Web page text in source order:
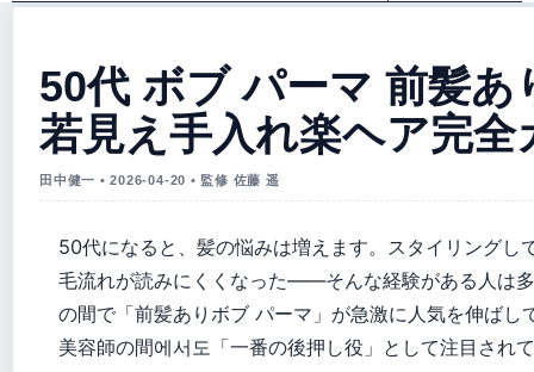
50代 ボブ パーマ 前髪あ
若見え手入れ楽ヘア完全
田中健一 • 2026-04-20 • 監修 佐藤 遥
50代になると、髪の悩みは増えます。スタイリングし
毛流れが読みにくくなった——そんな経験がある人は
の間で「前髪ありボブ パーマ」が急激に人気を伸ば
美容師の間에서도「一番の後押し役」として注目され